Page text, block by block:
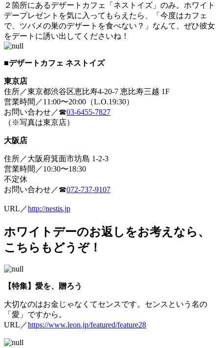
２箇所にあるデザートカフェ「ネストイズ」のみ。ホワイト
デープレゼントを気に入ってもらえたら、「今度はカフェ
で、ツバメの巣のデザートを食べない？」なんて、ぜひ彼女
をデートに誘い出してくださいね！
■デザートカフェ ネストイズ
東京店
住所／東京都渋谷区恵比寿4-20-7 恵比寿三越 1F
営業時間／11:00〜20:00（L.O.19:30）
お問い合わせ／☎︎03-6455-7827
（※写真は東京店）
大阪店
住所／大阪府箕面市坊島 1-2-3
営業時間／10:30〜18:30
不定休
お問い合わせ／☎︎072-737-9107
URL／http://nestis.jp
ホワイトデーのお返しをお考えなら、
こちらもどうぞ！
【特集】愛を、贈ろう
大切なのはお金じゃなくてセンスです。センスという名の
「愛」ですから。
URL／https://www.leon.jp/featured/feature28